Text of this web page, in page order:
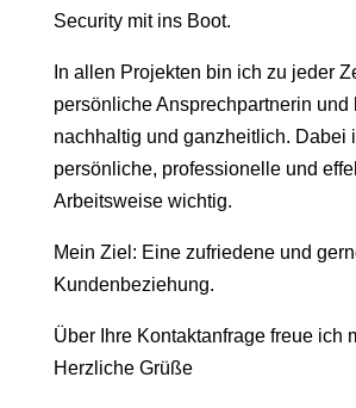
Security mit ins Boot.
In allen Projekten bin ich zu jeder
persönliche Ansprechpartnerin und
nachhaltig und ganzheitlich. Dabei
persönliche, professionelle und
Arbeitsweise wichtig.
Mein Ziel: Eine zufriedene und
Kundenbeziehung.
Über Ihre Kontaktanfrage freue ich
Herzliche Grüße